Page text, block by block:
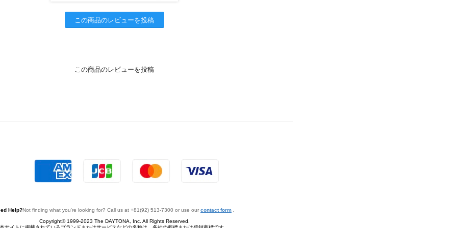
この商品のレビューを投稿
この商品のレビューを投稿
Help?Not finding what you're looking for? Call us at +81(92) 513-7300 or use our contact form .
Copyright© 1999-2023 The DAYTONA, Inc. All Rights Reserved.